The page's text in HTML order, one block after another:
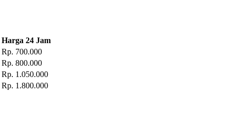
Harga 24 Jam
Rp. 700.000
Rp. 800.000
Rp. 1.050.000
Rp. 1.800.000